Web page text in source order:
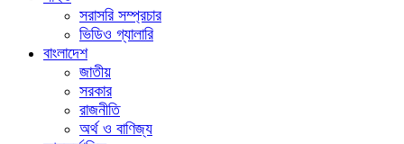
সরাসরি সম্প্রচার
ভিডিও গ্যালারি
বাংলাদেশ
জাতীয়
সরকার
রাজনীতি
অর্থ ও বাণিজ্য